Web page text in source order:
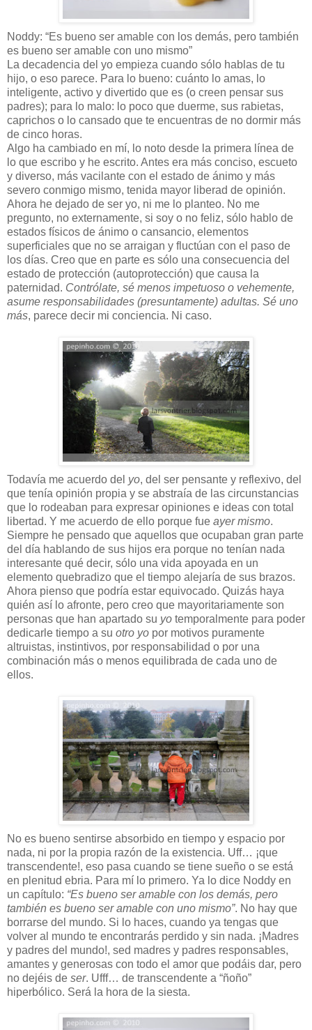
Noddy: “Es bueno ser amable con los demás, pero también
es bueno ser amable con uno mismo”
La decadencia del yo empieza cuando sólo hablas de tu
hijo, o eso parece. Para lo bueno: cuánto lo amas, lo
inteligente, activo y divertido que es (o creen pensar sus
padres); para lo malo: lo poco que duerme, sus rabietas,
caprichos o lo cansado que te encuentras de no dormir más
de cinco horas.
Algo ha cambiado en mí, lo noto desde la primera línea de
lo que escribo y he escrito. Antes era más conciso, escueto
y diverso, más vacilante con el estado de ánimo y más
severo conmigo mismo, tenida mayor liberad de opinión.
Ahora he dejado de ser yo, ni me lo planteo. No me
pregunto, no externamente, si soy o no feliz, sólo hablo de
estados físicos de ánimo o cansancio, elementos
superficiales que no se arraigan y fluctúan con el paso de
los días. Creo que en parte es sólo una consecuencia del
estado de protección (autoprotección) que causa la
paternidad. Contrólate, sé menos impetuoso o vehemente,
asume responsabilidades (presuntamente) adultas. Sé uno
más, parece decir mi conciencia. Ni caso.
Todavía me acuerdo del yo, del ser pensante y reflexivo, del
que tenía opinión propia y se abstraía de las circunstancias
que lo rodeaban para expresar opiniones e ideas con total
libertad. Y me acuerdo de ello porque fue ayer mismo.
Siempre he pensado que aquellos que ocupaban gran parte
del día hablando de sus hijos era porque no tenían nada
interesante qué decir, sólo una vida apoyada en un
elemento quebradizo que el tiempo alejaría de sus brazos.
Ahora pienso que podría estar equivocado. Quizás haya
quién así lo afronte, pero creo que mayoritariamente son
personas que han apartado su yo temporalmente para poder
dedicarle tiempo a su otro yo por motivos puramente
altruistas, instintivos, por responsabilidad o por una
combinación más o menos equilibrada de cada uno de
ellos.
No es bueno sentirse absorbido en tiempo y espacio por
nada, ni por la propia razón de la existencia. Uff… ¡que
transcendente!, eso pasa cuando se tiene sueño o se está
en plenitud ebria. Para mí lo primero. Ya lo dice Noddy en
un capítulo: “Es bueno ser amable con los demás, pero
también es bueno ser amable con uno mismo”. No hay que
borrarse del mundo. Si lo haces, cuando ya tengas que
volver al mundo te encontrarás perdido y sin nada. ¡Madres
y padres del mundo!, sed madres y padres responsables,
amantes y generosas con todo el amor que podáis dar, pero
no dejéis de ser. Ufff… de transcendente a “ñoño”
hiperbólico. Será la hora de la siesta.